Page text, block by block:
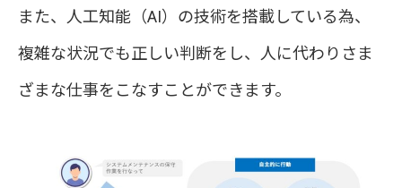
また、人工知能（AI）の技術を搭載している為、
複雑な状況でも正しい判断をし、人に代わりさま
ざまな仕事をこなすことができます。